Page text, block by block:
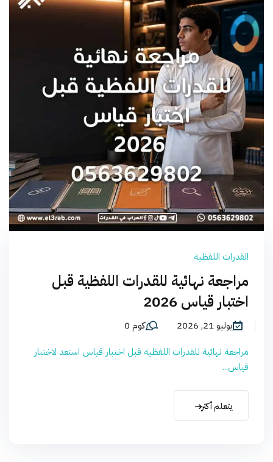
القدرات اللفظية
مراجعة نهائية للقدرات اللفظية قبل
اختبار قياس 2026
يوليو 21, 2026
كوم 0
مراجعة نهائية للقدرات اللفظية قبل اختبار قياس استعد لاختبار
قياس...
يتعلم أكثر